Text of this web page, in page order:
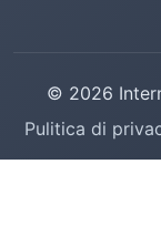
© 2026
Pulitica di